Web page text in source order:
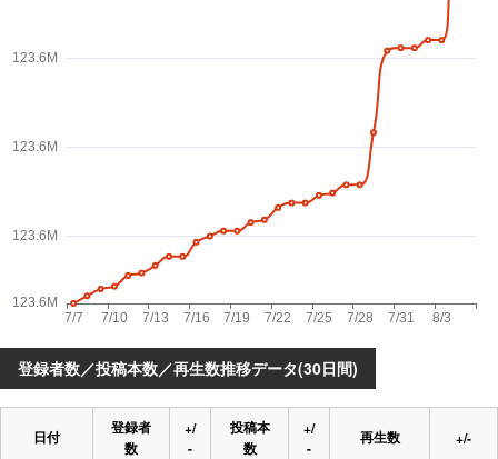
登録者数／投稿本数／再生数推移データ(30日間)
日付
登録者
数
+/
-
投稿本
数
+/
-
再生数 +/-